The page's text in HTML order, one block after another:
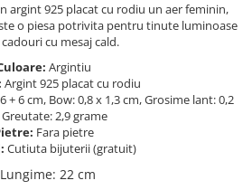
argint 925 placat cu rodiu un aer feminin,
o piesa potrivita pentru tinute luminoase
cu mesaj cald.
Argintiu
Argint 925 placat cu rodiu
+ 6 cm, Bow: 0,8 x 1,3 cm, Grosime lant: 0,2
2,9 grame
Fara pietre
Cutiuta bijuterii (gratuit)
Lungime: 22 cm